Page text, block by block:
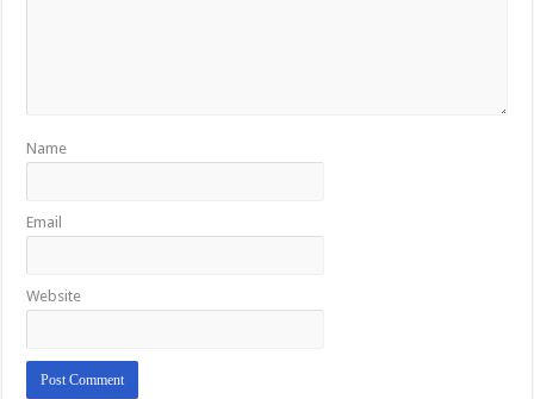
Name
Email
Website